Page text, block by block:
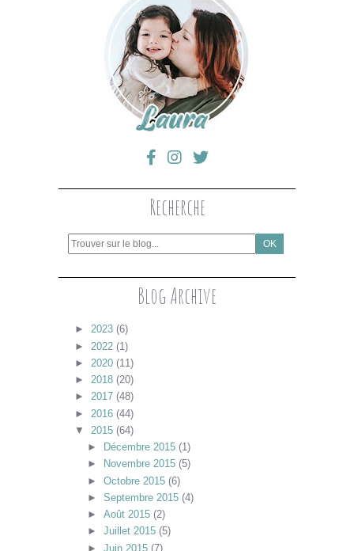
Recherche
Blog Archive
► 2023 (6)
► 2022 (1)
► 2020 (11)
► 2018 (20)
► 2017 (48)
► 2016 (44)
▼
2015 (64)
►
Décembre 2015 (1)
►
Novembre 2015 (5)
► Octobre 2015 (6)
► Septembre 2015 (4)
► Août 2015 (2)
► Juillet 2015 (5)
► Juin 2015 (7)